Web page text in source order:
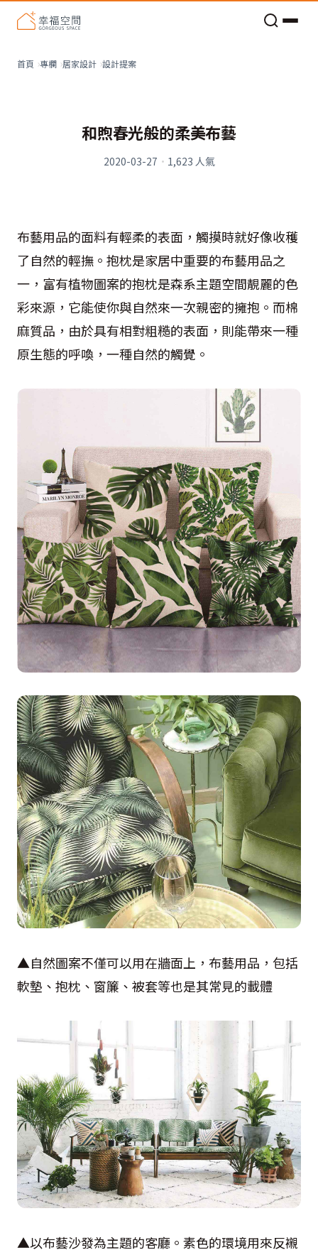
首頁 專欄 居家設計 設計提案
和煦春光般的柔美布藝
2020-03-27 · 1,623 人氣
布藝用品的面料有輕柔的表面，觸摸時就好像收穫
了自然的輕撫。抱枕是家居中重要的布藝用品之
一，富有植物圖案的抱枕是森系主題空間靚麗的色
彩來源，它能使你與自然來一次親密的擁抱。而棉
麻質品，由於具有相對粗糙的表面，則能帶來一種
原生態的呼喚，一種自然的觸覺。
▲自然圖案不僅可以用在牆面上，布藝用品，包括
軟墊、抱枕、窗簾、被套等也是其常見的載體
▲以布藝沙發為主題的客廳。素色的環境用來反襯